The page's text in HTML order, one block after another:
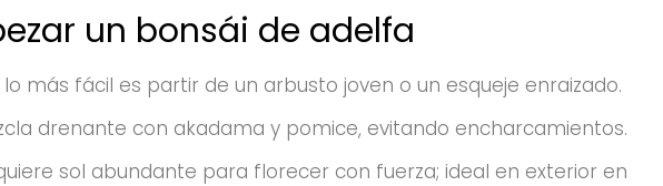
un bonsái de adelfa
lo más fácil es partir de un arbusto joven o un esqueje enraizado.
drenante con akadama y pomice, evitando encharcamientos.
sol abundante para florecer con fuerza; ideal en exterior en